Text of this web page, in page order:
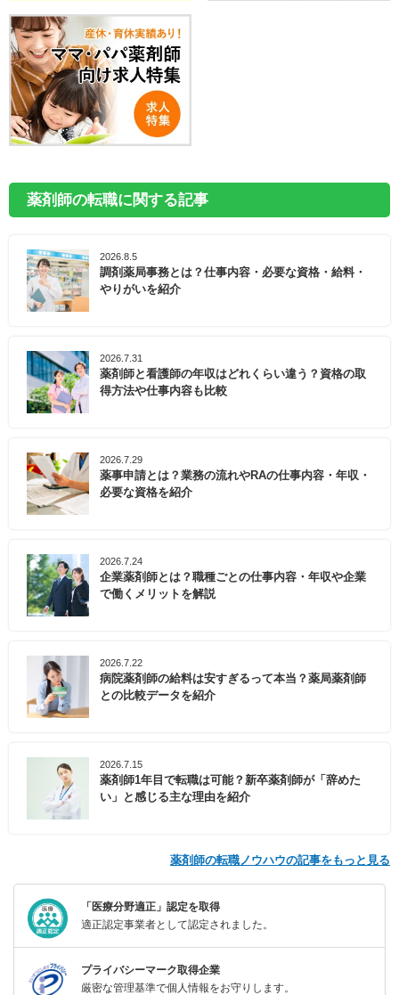
薬剤師の転職に関する記事
2026.8.5
調剤薬局事務とは？仕事内容・必要な資格・給料・
やりがいを紹介
2026.7.31
薬剤師と看護師の年収はどれくらい違う？資格の取
得方法や仕事内容も比較
2026.7.29
薬事申請とは？業務の流れやRAの仕事内容・年収・
必要な資格を紹介
2026.7.24
企業薬剤師とは？職種ごとの仕事内容・年収や企業
で働くメリットを解説
2026.7.22
病院薬剤師の給料は安すぎるって本当？薬局薬剤師
との比較データを紹介
2026.7.15
薬剤師1年目で転職は可能？新卒薬剤師が「辞めた
い」と感じる主な理由を紹介
薬剤師の転職ノウハウの記事をもっと見る
「医療分野適正」認定を取得
適正認定事業者として認定されました。
プライバシーマーク取得企業
厳密な管理基準で個人情報をお守りします。